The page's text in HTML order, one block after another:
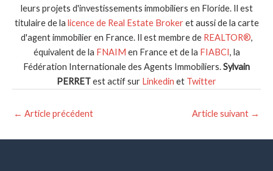
leurs projets d'investissements immobiliers en Floride. Il est
titulaire de la licence de Real Estate Brokeret aussi de la carte
d'agent immobilier en France. Il est membre de REALTOR®,
équivalent de la FNAIM en France et de la FIABCI, la
Fédération Internationale des Agents Immobiliers.Sylvain
PERRETest actif sur Linkedin et Twitter
Navigation
articles
← Article précédent Article suivant →